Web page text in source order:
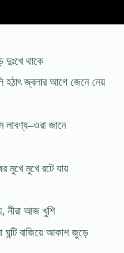
দুঃখে থাকে
হঠাৎ জ্বলার আগে জেনে নেয়
লাবণ্য–ওরা জানে
মুখে মুখে রটে যায়
নীরা আজ খুশি
ঘন্টি বাজিয়ে আকাশ জুড়ে